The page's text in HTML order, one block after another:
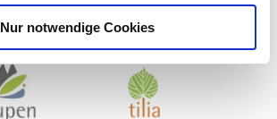
Nur notwendige Cookies